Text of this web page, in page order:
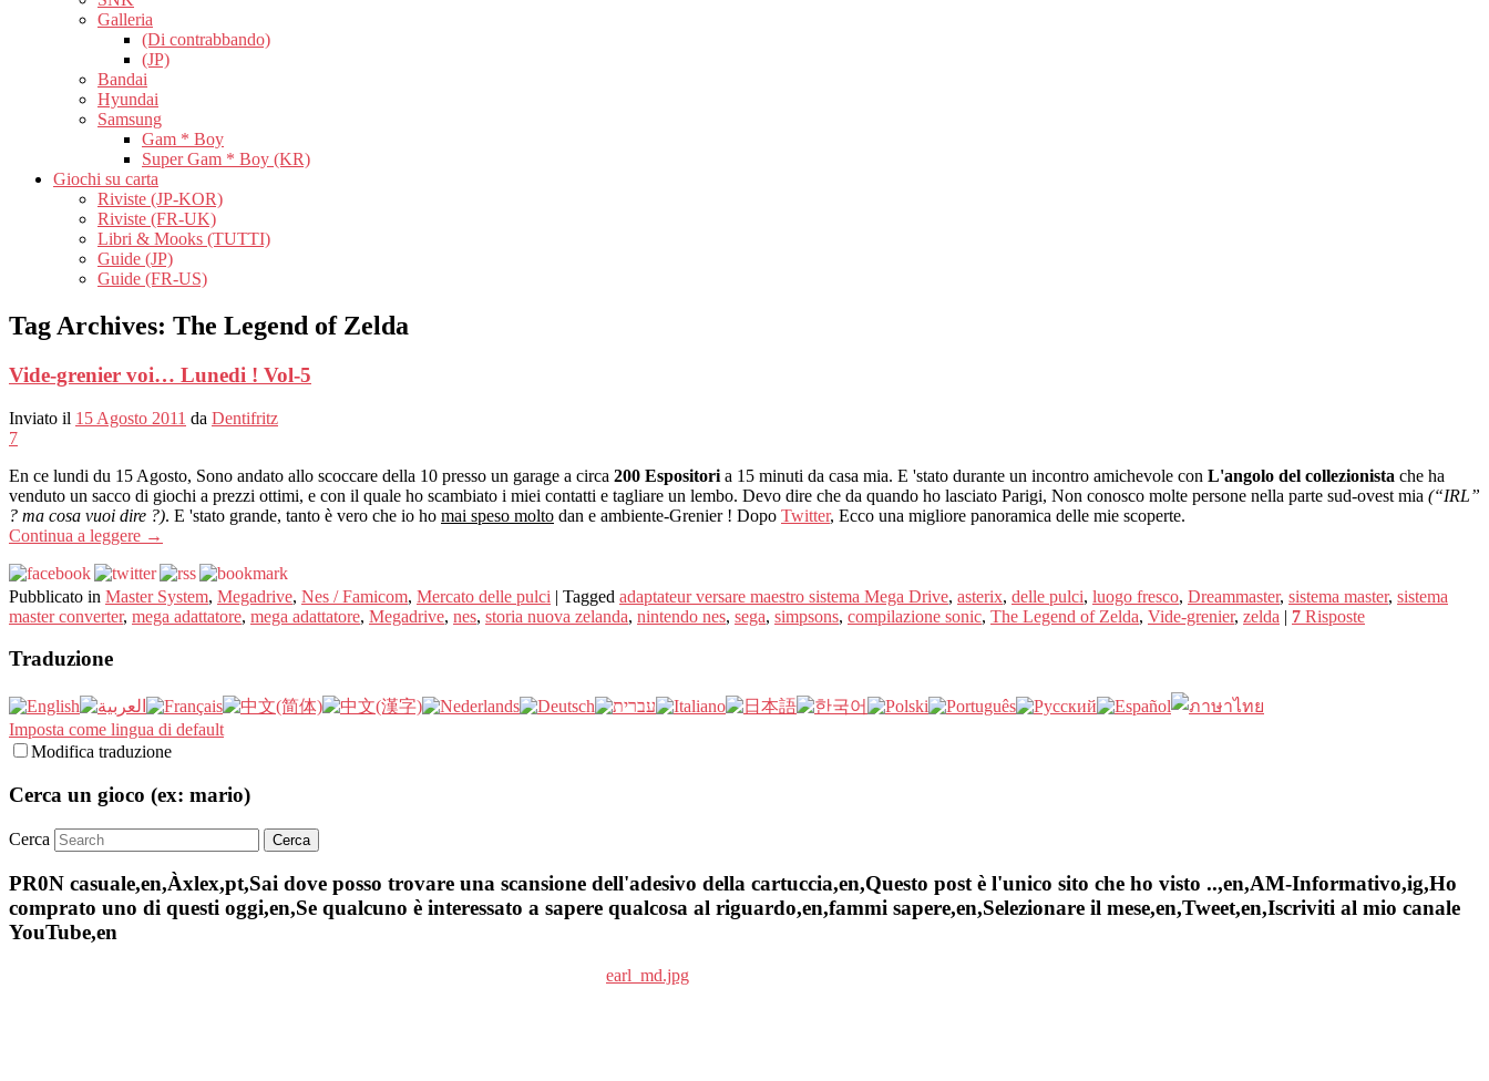
Galleria
(Di contrabbando)
(JP)
Bandai
Hyundai
Samsung
Gam * Boy
Super Gam * Boy (KR)
Giochi su carta
Riviste (JP-KOR)
Riviste (FR-UK)
Libri & Mooks (TUTTI)
Guide (JP)
Guide (FR-US)
Tag Archives: The Legend of Zelda
Vide-grenier voi… Lunedi ! Vol-5
Inviato il 15 Agosto 2011 da Dentifritz
7
En ce lundi du 15 Agosto, Sono andato allo scoccare della 10 presso un garage a circa 200 Espositori a 15 minuti da casa mia. E 'stato durante un incontro amichevole con L'angolo del collezionista che ha
venduto un sacco di giochi a prezzi ottimi, e con il quale ho scambiato i miei contatti e tagliare un lembo. Devo dire che da quando ho lasciato Parigi, Non conosco molte persone nella parte sud-ovest mia (“IRL”
? ma cosa vuoi dire ?). E 'stato grande, tanto è vero che io ho mai speso molto dan e ambiente-Grenier ! Dopo Twitter, Ecco una migliore panoramica delle mie scoperte.
Continua a leggere →
Pubblicato in Master System, Megadrive, Nes / Famicom, Mercato delle pulci | Tagged adaptateur versare maestro sistema Mega Drive, asterix, delle pulci, luogo fresco, Dreammaster, sistema master, sistema
master converter, mega adattatore, mega adattatore, Megadrive, nes, storia nuova zelanda, nintendo nes, sega, simpsons, compilazione sonic, The Legend of Zelda, Vide-grenier, zelda | 7 Risposte
Traduzione
Imposta come lingua di default
Modifica traduzione
Cerca un gioco (ex: mario)
Cerca
PR0N casuale,en,Àxlex,pt,Sai dove posso trovare una scansione dell'adesivo della cartuccia,en,Questo post è l'unico sito che ho visto ..,en,AM-Informativo,ig,Ho
comprato uno di questi oggi,en,Se qualcuno è interessato a sapere qualcosa al riguardo,en,fammi sapere,en,Selezionare il mese,en,Tweet,en,Iscriviti al mio canale
YouTube,en